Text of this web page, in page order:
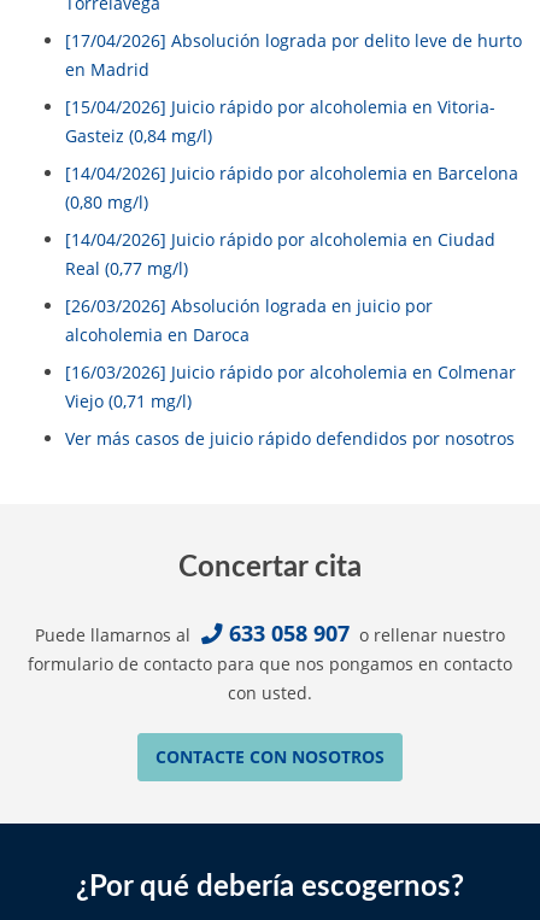
[17/04/2026] Absolución lograda por delito leve de hurto
en Madrid
[15/04/2026] Juicio rápido por alcoholemia en Vitoria-
Gasteiz (0,84 mg/l)
[14/04/2026] Juicio rápido por alcoholemia en Barcelona
(0,80 mg/l)
[14/04/2026] Juicio rápido por alcoholemia en Ciudad
Real (0,77 mg/l)
[26/03/2026] Absolución lograda en juicio por
alcoholemia en Daroca
[16/03/2026] Juicio rápido por alcoholemia en Colmenar
Viejo (0,71 mg/l)
Ver más casos de juicio rápido defendidos por nosotros
Concertar cita
Puede llamarnos al 633 058 907 o rellenar nuestro
formulario de contacto para que nos pongamos en contacto
con usted.
CONTACTE CON NOSOTROS
¿Por qué debería escogernos?